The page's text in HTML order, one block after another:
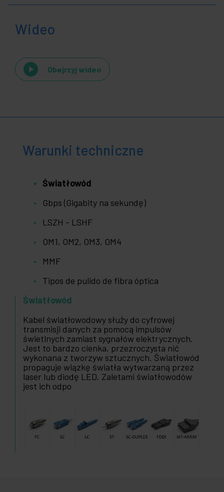
Wideo
Obejrzyj wideo
Warunki techniczne
Światłowód
Gbps (Gigabity na sekundę)
LSZH - LSHF
OM1, OM2, OM3, OM4
MMF
Tipos de pulido de fibra óptica
Światłowód
Kabel światłowodowy służy do cyfrowej
transmisji danych za pomocą impulsów
świetlnych zamiast sygnałów elektrycznych.
Jest to bardzo cienka, przezroczysta nić
wykonana z tworzyw sztucznych. Światłowód
propaguje wiązkę światła wytwarzaną przez
laser lub diodę LED. Zaletami światłowodów
jest ich odpo